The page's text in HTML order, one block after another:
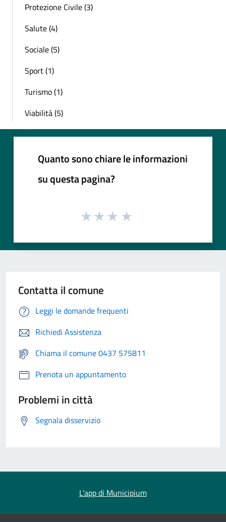
Protezione Civile (3)
Salute (4)
Sociale (5)
Sport (1)
Turismo (1)
Viabilità (5)
Quanto sono chiare le informazioni
su questa pagina?
Contatta il comune
Leggi le domande frequenti
Richiedi Assistenza
Chiama il comune 0437 575811
Prenota un appuntamento
Problemi in città
Segnala disservizio
L'app di Municipium